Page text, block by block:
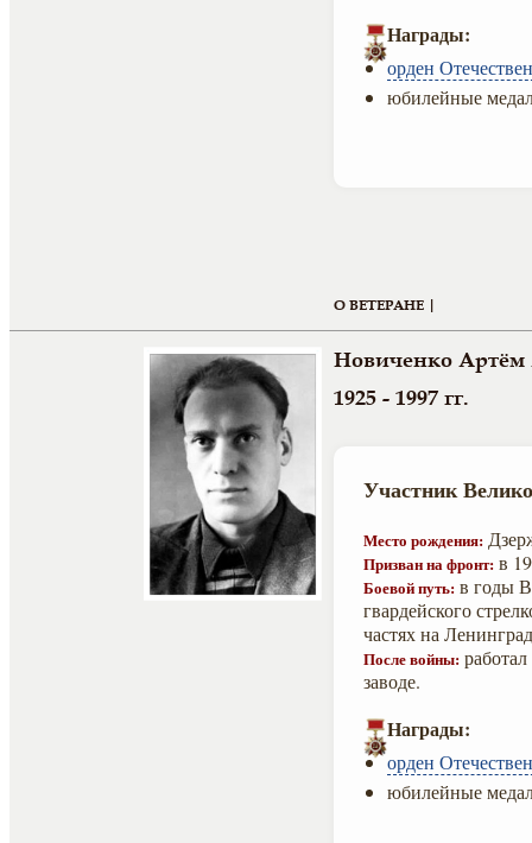
Награды:
орден
юбилейные
О ВЕТЕРАНЕ |
Новиченко Артём
1925 - 1997 гг.
Участник
Место рождения:
Призван на фронт: в
Боевой путь: в годы
гвардейского
частях на
После войны:
заводе.
Награды:
орден
юбилейные